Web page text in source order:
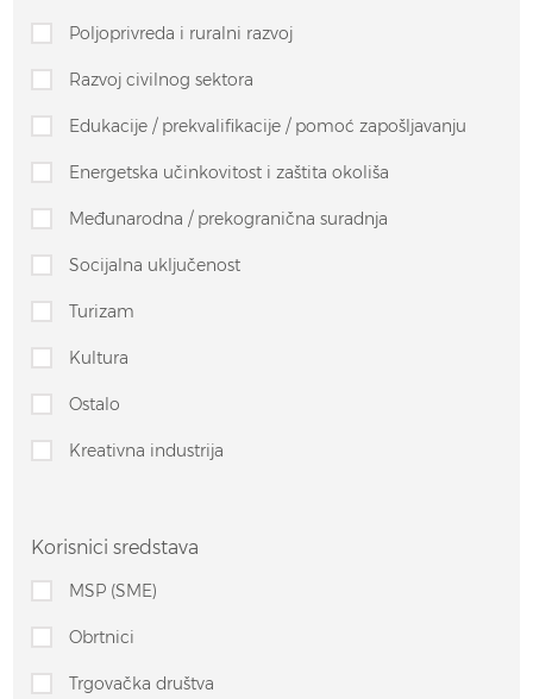
Poljoprivreda i ruralni razvoj
Razvoj civilnog sektora
Edukacije / prekvalifikacije / pomoć zapošljavanju
Energetska učinkovitost i zaštita okoliša
Međunarodna / prekogranična suradnja
Socijalna uključenost
Turizam
Kultura
Ostalo
Kreativna industrija
Korisnici sredstava
MSP (SME)
Obrtnici
Trgovačka društva